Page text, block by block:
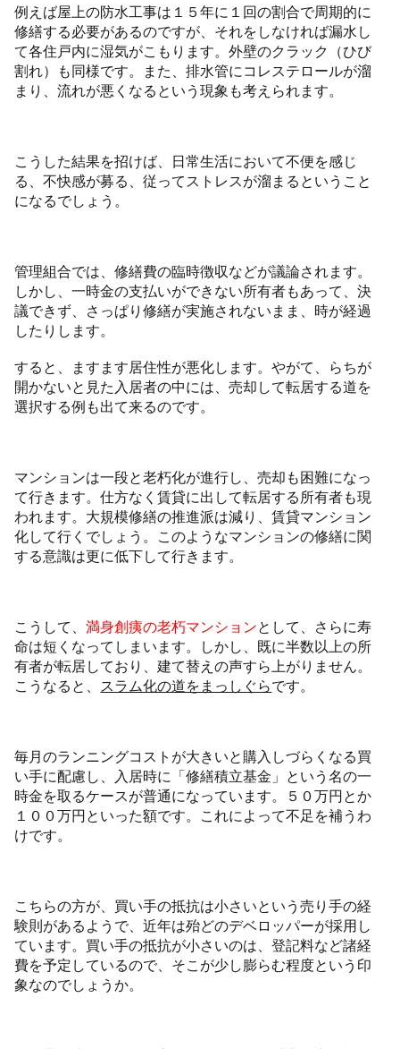
例えば屋上の防水工事は１５年に１回の割合で周期的に
修繕する必要があるのですが、それをしなければ漏水し
て各住戸内に湿気がこもります。外壁のクラック（ひび
割れ）も同様です。また、排水管にコレステロールが溜
まり、流れが悪くなるという現象も考えられます。
こうした結果を招けば、日常生活において不便を感じ
る、不快感が募る、従ってストレスが溜まるということ
になるでしょう。
管理組合では、修繕費の臨時徴収などが議論されます。
しかし、一時金の支払いができない所有者もあって、決
議できず、さっぱり修繕が実施されないまま、時が経過
したりします。
すると、ますます居住性が悪化します。やがて、らちが
開かないと見た入居者の中には、売却して転居する道を
選択する例も出て来るのです。
マンションは一段と老朽化が進行し、売却も困難になっ
て行きます。仕方なく賃貸に出して転居する所有者も現
われます。大規模修繕の推進派は減り、賃貸マンション
化して行くでしょう。このようなマンションの修繕に関
する意識は更に低下して行きます。
こうして、満身創痍の老朽マンションとして、さらに寿
命は短くなってしまいます。しかし、既に半数以上の所
有者が転居しており、建て替えの声すら上がりません。
こうなると、 スラム化の道をまっしぐらです。
毎月のランニングコストが大きいと購入しづらくなる買
い手に配慮し、入居時に「修繕積立基金」という名の一
時金を取るケースが普通になっています。５０万円とか
１００万円といった額です。これによって不足を補うわ
けです。
こちらの方が、買い手の抵抗は小さいという売り手の経
験則があるようで、近年は殆どのデベロッパーが採用し
ています。買い手の抵抗が小さいのは、登記料など諸経
費を予定しているので、そこが少し膨らむ程度という印
象なのでしょうか。